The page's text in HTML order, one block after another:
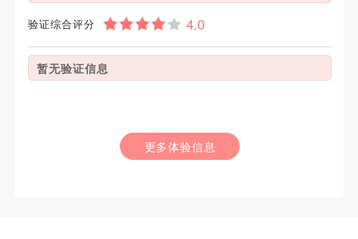
验证综合评分
暂无验证信息
更多体验信息